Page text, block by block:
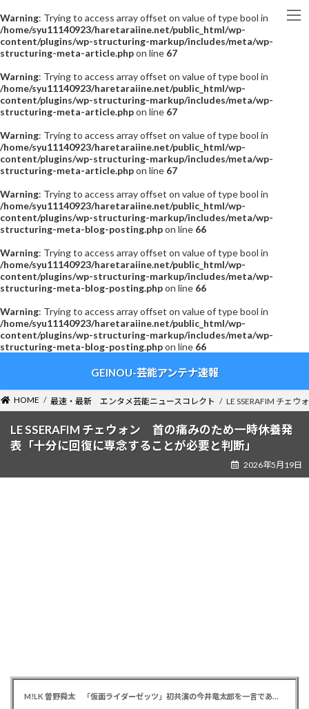
Warning: Trying to access array offset on value of type bool in
/home/syu11140923/haretaraiine.net/public_html/wp-
content/plugins/wp-structuring-markup/includes/meta/wp-
structuring-meta-article.phpon line 67
Warning: Trying to access array offset on value of type bool in
/home/syu11140923/haretaraiine.net/public_html/wp-
content/plugins/wp-structuring-markup/includes/meta/wp-
structuring-meta-article.phpon line 67
Warning: Trying to access array offset on value of type bool in
/home/syu11140923/haretaraiine.net/public_html/wp-
content/plugins/wp-structuring-markup/includes/meta/wp-
structuring-meta-article.phpon line 67
Warning: Trying to access array offset on value of type bool in
/home/syu11140923/haretaraiine.net/public_html/wp-
content/plugins/wp-structuring-markup/includes/meta/wp-
structuring-meta-blog-posting.phpon line 66
Warning: Trying to access array offset on value of type bool in
/home/syu11140923/haretaraiine.net/public_html/wp-
content/plugins/wp-structuring-markup/includes/meta/wp-
structuring-meta-blog-posting.phpon line 66
Warning: Trying to access array offset on value of type bool in
/home/syu11140923/haretaraiine.net/public_html/wp-
content/plugins/wp-structuring-markup/includes/meta/wp-
structuring-meta-blog-posting.phpon line 66
ン
ツ
ー
シ
GEINOU-芸能アンテナ速報
HOME 最速・最新 エンタメ芸能ニュースコレクト LE SSERAFIM チェ
LE SSERAFIM チェウォン 首の痛みのため一時休養発
表「十分に回復に専念することが必要と判断」
2026年5月19日
M!LK 曽野舜太 「仮面ライダーゼッツ」初共演の今井竜太郎を一言であらわすと「大きいゴールデンレトリバー